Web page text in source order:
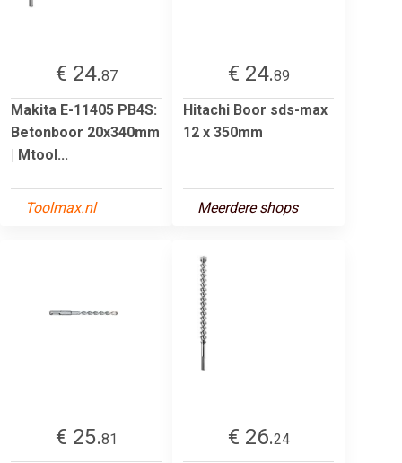
€ 24.87
Makita E-11405 PB4S:
Betonboor 20x340mm
| Mtool...
Toolmax.nl
€ 24.89
Hitachi Boor sds-max
12 x 350mm
Meerdere shops
€ 25.81
€ 26.24